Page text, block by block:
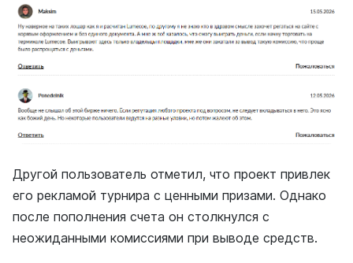
Другой пользователь отметил, что проект привлек
его рекламой турнира с ценными призами. Однако
после пополнения счета он столкнулся с
неожиданными комиссиями при выводе средств.